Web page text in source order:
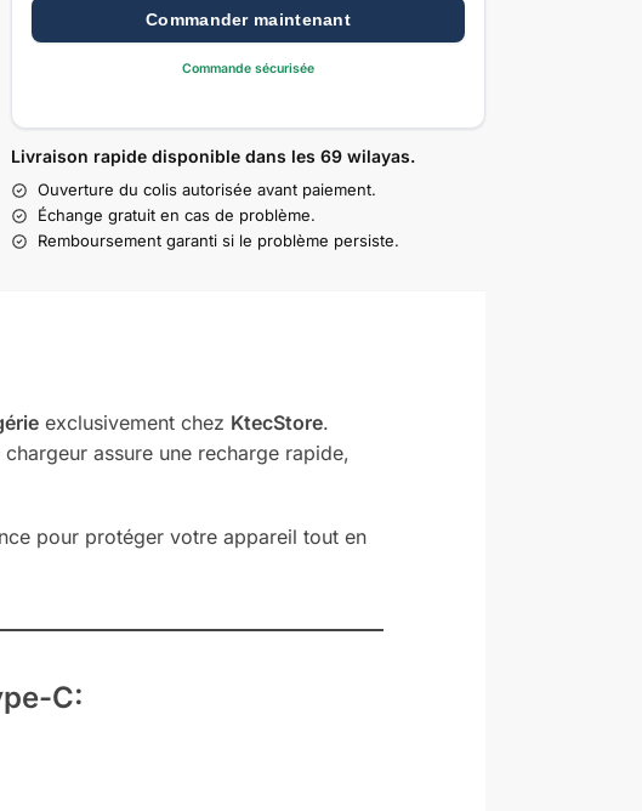
Commander maintenant
Commande sécurisée
Livraison rapide disponible dans les 69 wilayas.
Ouverture du colis autorisée avant paiement.
Échange gratuit en cas de problème.
Remboursement garanti si le problème persiste.
exclusivement chez KtecStore.
chargeur assure une recharge rapide,
pour protéger votre appareil tout en
C: